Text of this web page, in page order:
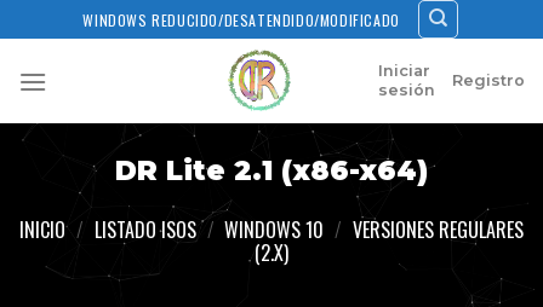
to
content
WINDOWS REDUCIDO/DESATENDIDO/MODIFICADO
Iniciar
sesión
Registro
DR Lite 2.1 (x86-x64)
INICIO / LISTADO ISOS / WINDOWS 10 / VERSIONES REGULARES
(2.X)